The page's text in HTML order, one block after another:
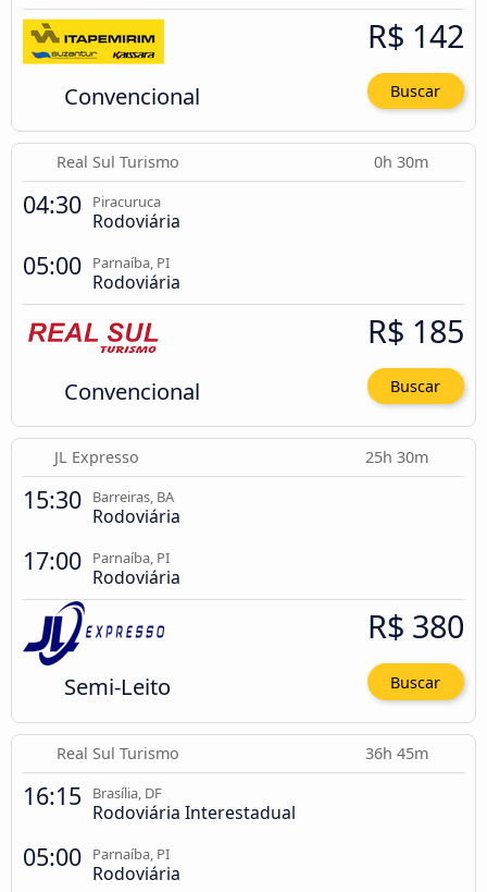
Convencional
R$ 142
Buscar
Real Sul Turismo 0h 30m
04:30 Piracuruca
Rodoviária
05:00 Parnaíba, PI
Rodoviária
Convencional
R$ 185
Buscar
JL Expresso 25h 30m
15:30 Barreiras, BA
Rodoviária
17:00 Parnaíba, PI
Rodoviária
Semi-Leito
R$ 380
Buscar
Real Sul Turismo 36h 45m
16:15 Brasília, DF
Rodoviária Interestadual
05:00 Parnaíba, PI
Rodoviária